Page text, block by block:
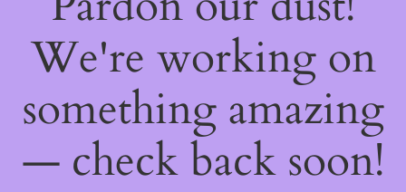
We're working on
something amazing
— check back soon!